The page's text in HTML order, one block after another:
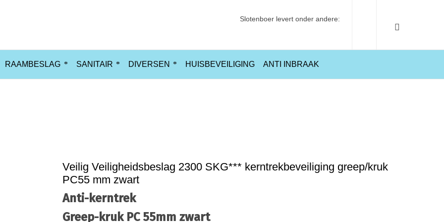
Slotenboer levert onder andere:
RAAMBESLAG SANITAIR DIVERSEN HUISBEVEILIGING ANTI INBRAAK
Veilig Veiligheidsbeslag 2300 SKG*** kerntrekbeveiliging greep/kruk
PC55 mm zwart
Anti-kerntrek
Greep-kruk PC 55mm zwart